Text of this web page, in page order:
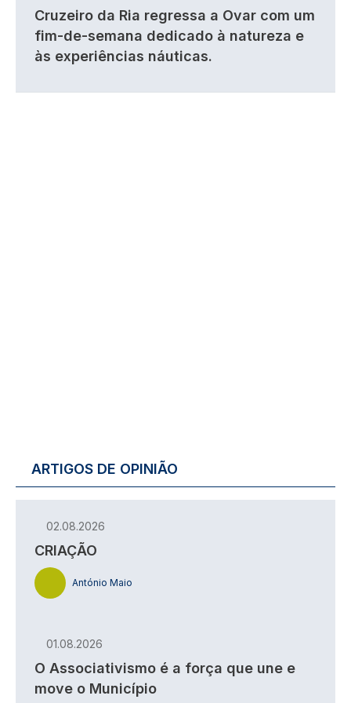
Cruzeiro da Ria regressa a Ovar com um
fim-de-semana dedicado à natureza e
às experiências náuticas.
ARTIGOS DE OPINIÃO
02.08.2026
CRIAÇÃO
António Maio
01.08.2026
O Associativismo é a força que une e
move o Município